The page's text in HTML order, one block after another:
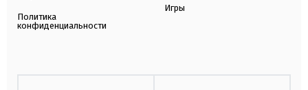
Политика
конфиденциальности
Игры